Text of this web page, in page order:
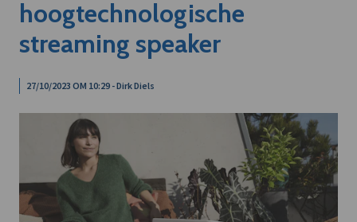
hoogtechnologische
streaming speaker
27/10/2023 OM 10:29 - Dirk Diels